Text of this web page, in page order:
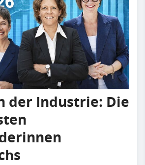
der Industrie: Die